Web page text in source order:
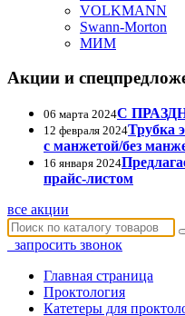
VOLKMANN
Swann-Morton
МИМ
Акции и
06 марта 2024С
12 февраля 2024Трубка
с манжетой/без
16 января 2024
прайс-листом
все акции
запросить звонок
Главная страница
Проктология
Катетеры для